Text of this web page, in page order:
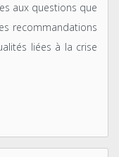
aux questions que
recommandations
liées à la crise